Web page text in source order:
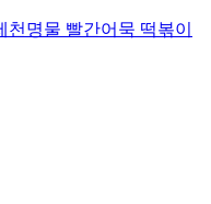
천명물 빨간어묵 떡볶이